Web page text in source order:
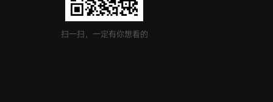
扫一扫，一定有你想看的